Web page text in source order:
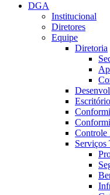
DGA
Institucional
Diretores
Equipe
Diretoria
Controle
Serviços